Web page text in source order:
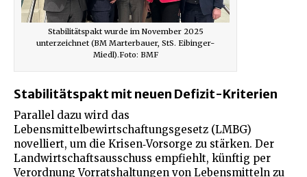
Stabilitätspakt wurde im November 2025
unterzeichnet (BM Marterbauer, StS. Eibinger-
Miedl).Foto: BMF
Stabilitätspakt mit neuen Defizit-Kriterien
Parallel dazu wird das
Lebensmittelbewirtschaftungsgesetz (LMBG)
novelliert, um die Krisen‑Vorsorge zu stärken. Der
Landwirtschaftsausschuss empfiehlt, künftig per
Verordnung Vorratshaltungen von Lebensmitteln zu